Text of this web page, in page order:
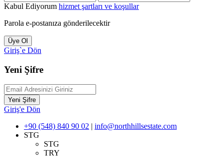
Kabul Ediyorum hizmet şartları ve koşullar
Parola e-postanıza gönderilecektir
Üye Ol
Giriş`e Dön
Yeni Şifre
Yeni Şifre
Giriş'e Dön
+90 (548) 840 90 02 | info@northhillsestate.com
STG
STG
TRY